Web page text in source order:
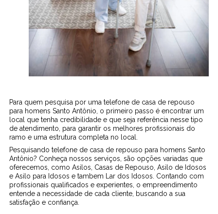
Para quem pesquisa por uma telefone de casa de repouso
para homens Santo Antônio, o primeiro passo é encontrar um
local que tenha credibilidade e que seja referência nesse tipo
de atendimento, para garantir os melhores profissionais do
ramo e uma estrutura completa no local.
Pesquisando telefone de casa de repouso para homens Santo
Antônio? Conheça nossos serviços, são opções variadas que
oferecemos, como Asilos, Casas de Repouso, Asilo de Idosos
e Asilo para Idosos e tambem Lar dos Idosos. Contando com
profissionais qualificados e experientes, o empreendimento
entende a necessidade de cada cliente, buscando a sua
satisfação e confiança.